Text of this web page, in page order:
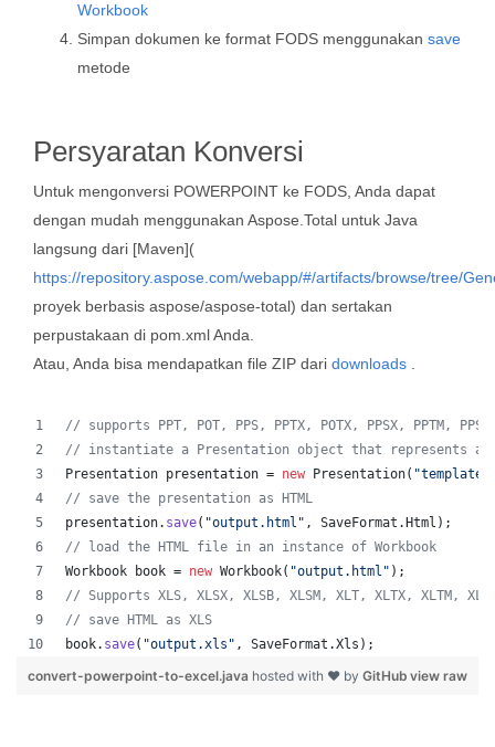
Workbook
Simpan dokumen ke format FODS menggunakan save
metode
Persyaratan Konversi
Untuk mengonversi POWERPOINT ke FODS, Anda dapat
dengan mudah menggunakan Aspose.Total untuk Java
langsung dari [Maven](
https://repository.aspose.com/webapp/#/artifacts/browse/tree/
proyek berbasis aspose/aspose-total) dan sertakan
perpustakaan di pom.xml Anda.
Atau, Anda bisa mendapatkan file ZIP dari downloads
// supports PPT, POT, PPS, PPTX, POTX, PPSX, PPTM,
// instantiate a Presentation object that represents a
Presentation presentation = new Presentation(
// save the presentation as HTML
presentation. save( "output.html" , SaveFormat . Html );
// load the HTML file in an instance of Workbook
Workbook
book = new Workbook( "output.html" );
// Supports XLS, XLSX, XLSB, XLSM, XLT, XLTX, XLTM,
// save HTML as XLS
book. save( "output.xls" , SaveFormat .Xls );
view raw
convert-powerpoint-to-excel.java hosted with ❤ by GitHub